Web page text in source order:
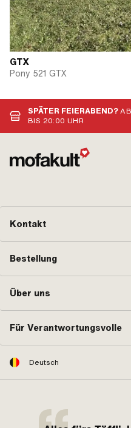
GTX
Pony 521 GTX
SPÄTER FEIERABEND?
BIS 20:00 UHR
Kontakt
Bestellung
Über uns
Für Verantwortungsvolle
Deutsch